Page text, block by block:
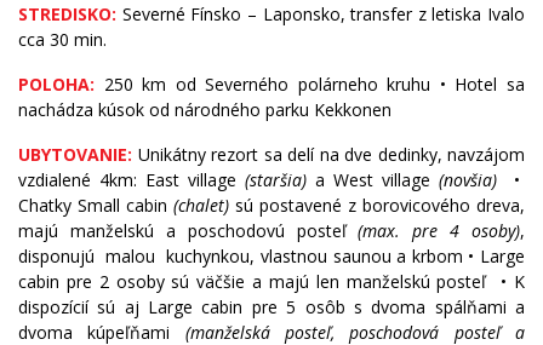
STREDISKO: Severné Fínsko – Laponsko, transfer z letiska Ivalo
cca 30 min.
POLOHA: 250 km od Severného polárneho kruhu • Hotel sa
nachádza kúsok od národného parku Kekkonen
UBYTOVANIE: Unikátny rezort sa delí na dve dedinky, navzájom
vzdialené 4km: East village (staršia) a West village (novšia) •
Chatky Small cabin (chalet) sú postavené z borovicového dreva,
majú manželskú a poschodovú posteľ(max. pre 4 osoby),
disponujú malou kuchynkou, vlastnou saunou a krbom • Large
cabin pre 2 osoby sú väčšie a majú len manželskú posteľ • K
dispozícií sú aj Large cabin pre 5 osôb s dvoma spálňami a
dvoma kúpeľňami (manželská posteľ, poschodová posteľ a